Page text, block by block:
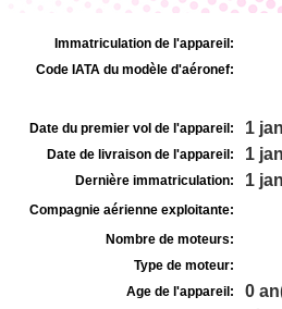
Immatriculation de l'appareil:
Code IATA du modèle d'aéronef:
Date du premier vol de l'appareil: 1
Date de livraison de l'appareil: 1
Dernière immatriculation: 1
Compagnie aérienne exploitante:
Nombre de moteurs:
Type de moteur:
Age de l'appareil:
0